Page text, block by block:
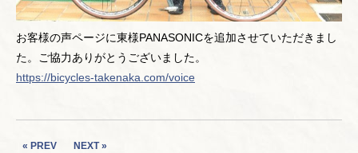
お客様の声ページに東様PANASONICを追加させていただきまし
た。ご協力ありがとうございました。
https://bicycles-takenaka.com/voice
« PREV
NEXT »